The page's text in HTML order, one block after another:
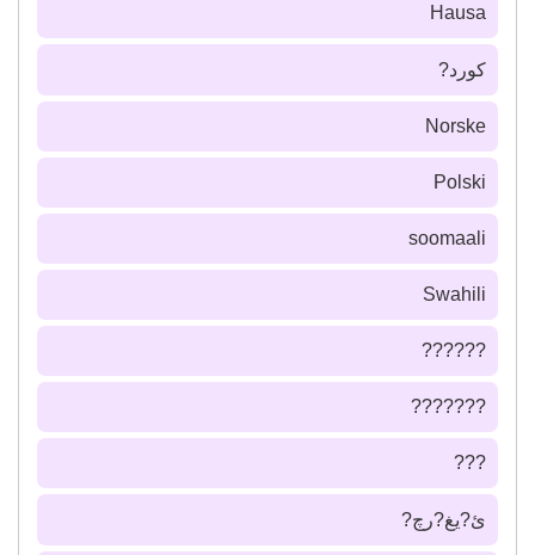
Hausa
كورد?
Norske
Polski
soomaali
Swahili
??????
???????
???
ئ?يغ?رچ?